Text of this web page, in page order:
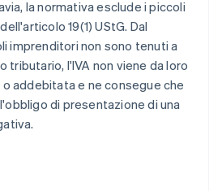
la normativa esclude i piccoli
19(1) UStG. Dal
imprenditori non sono tenuti a
tributario, l'IVA non viene da loro
addebitata e ne consegue che
di presentazione di una